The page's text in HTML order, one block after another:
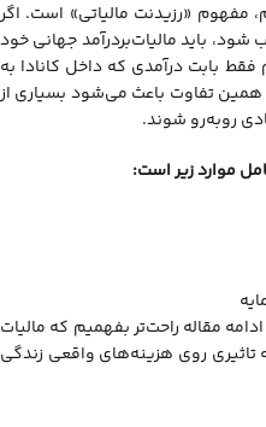
«رزیدنت مالیاتی» است. اگر
باید مالیات‌بردرآمد جهانی خود
فقط بابت درآمدی که داخل کانادا به
همین تفاوت باعث می‌شود بسیاری از
روبه‌رو شوند.
موارد زیر است:
مقاله راحت‌تر بفهمیم که مالیات
تاثیری روی هزینه‌های واقعی زندگی